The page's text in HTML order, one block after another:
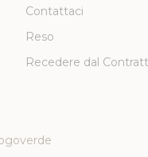
Contattaci
Reso
Recedere dal